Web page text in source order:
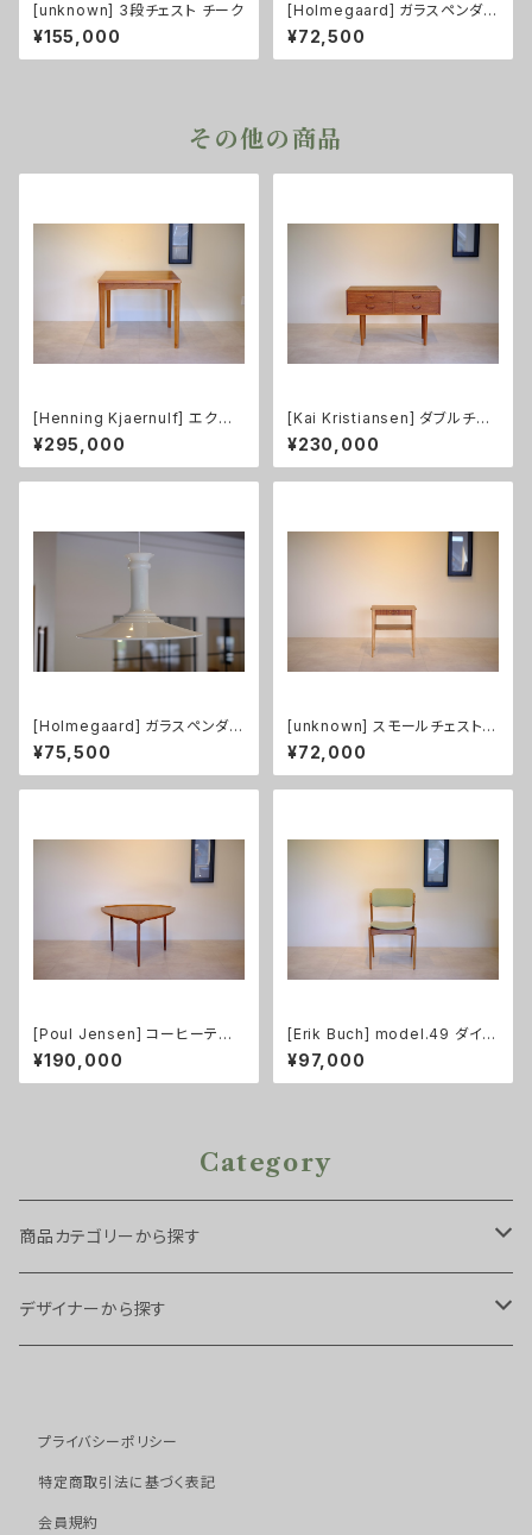
[unknown] 3段チェスト チーク
¥155,000
[Holmegaard] ガラスペンダン
トライト Etude1
¥72,500
その他の商品
[Henning Kjaernulf] エクス
テンション付ダイニングテーブル
チーク
¥295,000
[Kai Kristiansen] ダブルチェ
スト チーク
¥230,000
[Holmegaard] ガラスペンダン
トライト Mythos XL size
¥75,500
[unknown] スモールチェスト
チーク/ビーチ
¥72,000
[Poul Jensen] コーヒーテー
ブル チーク
¥190,000
[Erik Buch] model.49 ダイニ
ングチェア
¥97,000
Category
商品カテゴリーから探す
チェア・スツール
ダイニングチェア
アームチェア
１シーター
２シーター
テーブル・デスク
サイドテーブル
キャビネット・ストレージ
デザイナーから探す
Arne Vodder
Borge Mogensen
プライバシーポリシー
特定商取引法に基づく表記
会員規約